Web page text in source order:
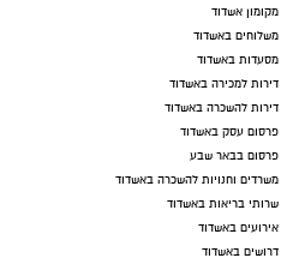
מקומון אשדוד
משלוחים באשדוד
מסעדות באשדוד
דירות למכירה באשדוד
דירות להשכרה באשדוד
פרסום עסק באשדוד
פרסום בבאר שבע
משרדים וחנויות להשכרה באשדוד
שרותי בריאות באשדוד
אירועים באשדוד
דרושים באשדוד